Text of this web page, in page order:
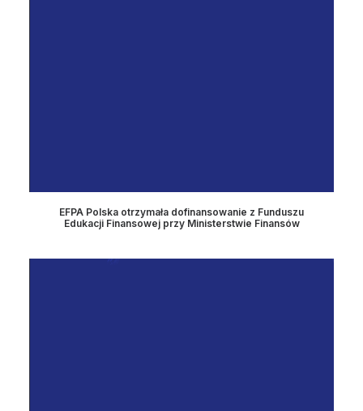
EFPA Polska otrzymała dofinansowanie z Funduszu
Edukacji Finansowej przy Ministerstwie Finansów